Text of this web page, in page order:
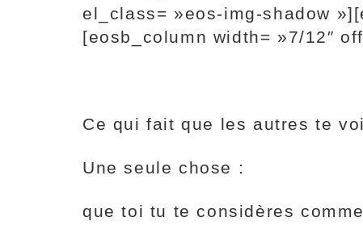
el_class= »eos-img-shadow
[eosb_column width= »7/12″
Ce qui fait que les autres te
Une seule chose :
que toi tu te considères